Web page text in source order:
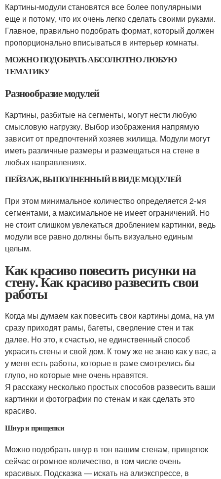
Картины-модули становятся все более популярными
еще и потому, что их очень легко сделать своими руками.
Главное, правильно подобрать формат, который должен
пропорционально вписываться в интерьер комнаты.
МОЖНО ПОДОБРАТЬ АБСОЛЮТНО ЛЮБУЮ
ТЕМАТИКУ
Разнообразие модулей
Картины, разбитые на сегменты, могут нести любую
смысловую нагрузку. Выбор изображения напрямую
зависит от предпочтений хозяев жилища. Модули могут
иметь различные размеры и размещаться на стене в
любых направлениях.
ПЕЙЗАЖ, ВЫПОЛНЕННЫЙ В ВИДЕ МОДУЛЕЙ
При этом минимальное количество определяется 2-мя
сегментами, а максимальное не имеет ограничений. Но
не стоит слишком увлекаться дроблением картинки, ведь
модули все равно должны быть визуально единым
целым.
Как красиво повесить рисунки на
стену. Как красиво развесить свои
работы
Когда мы думаем как повесить свои картины дома, на ум
сразу приходят рамы, багеты, сверление стен и так
далее. Но это, к счастью, не единственный способ
украсить стены и свой дом. К тому же не знаю как у вас, а
у меня есть работы, которые в раме смотрелись бы
глупо, но которые мне очень нравятся.
Я расскажу несколько простых способов развесить ваши
картинки и фотографии по стенам и как сделать это
красиво.
Шнур и прищепки
Можно подобрать шнур в тон вашим стенам, прищепок
сейчас огромное количество, в том числе очень
красивых. Подсказка — искать на алиэкспрессе, в